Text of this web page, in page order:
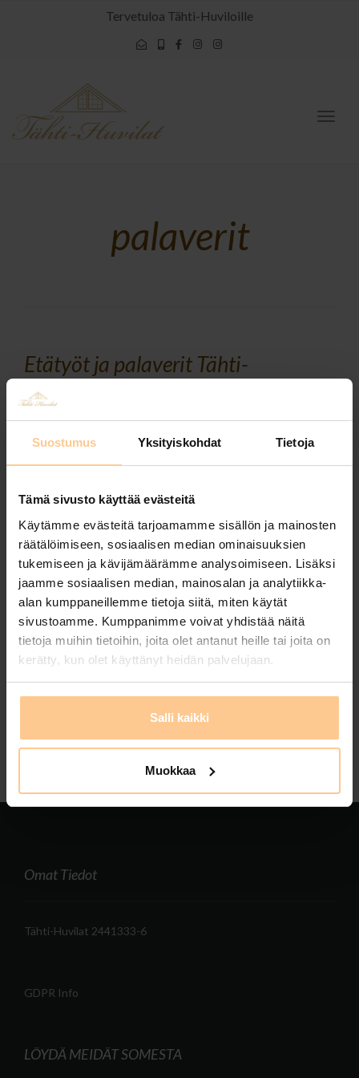
Suostumus Yksityiskohdat Tietoja
Tämä sivusto käyttää evästeitä
Käytämme evästeitä tarjoamamme sisällön ja mainosten
räätälöimiseen, sosiaalisen median ominaisuuksien
tukemiseen ja kävijämäärämme analysoimiseen. Lisäksi
jaamme sosiaalisen median, mainosalan ja analytiikka-
alan kumppaneillemme tietoja siitä, miten käytät
sivustoamme. Kumppanimme voivat yhdistää näitä
tietoja muihin tietoihin, joita olet antanut heille tai joita on
kerätty, kun olet käyttänyt heidän palvelujaan.
Salli kaikki
Muokkaa
Tervetuloa Tähti-Huviloille
palaverit
Etätyöt ja palaverit Tähti-
Huviloilla!
Posted byJohanna Matilainenon11.12.2024
Arkivuorokaudet alkaen 180€ / kpl. Varaa nyt – saat
Riihitähti-huvilassa Muuramessa: ”Olin tekemässä
etätöitä Riihivuoressa viikon loka-marraskuun
vaihteessa. Etätyö Riihivuoressa tarjoaa
mahdollisuuden yhdistää tehokas työnteko ja
luonnonläheinen ympäristö, joka edistää
hyvinvointia ja luovuutta. Alueen monipuoliset …
Read More
Tags:etätöissä mökillä,etätyö ,huvila, huvila kustavissa
tähtihuvilat,tarjous,tasokkaat huvilat,tiimipalaverit mökillä,
Omat Tiedot
Tähti-Huvilat 2441333-6
GDPR Info
LÖYDÄ MEIDÄT SOMESTA